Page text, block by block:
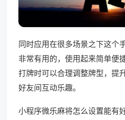
同时应用在很多场景之下这个
非常有用的，使用起来简单便
打牌时可以合理调整牌型，提
好友间互动乐趣。
小程序微乐麻将怎么设置能有